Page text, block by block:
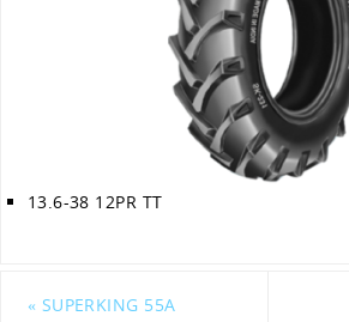
13.6-38 12PR TT
« SUPERKING 55A